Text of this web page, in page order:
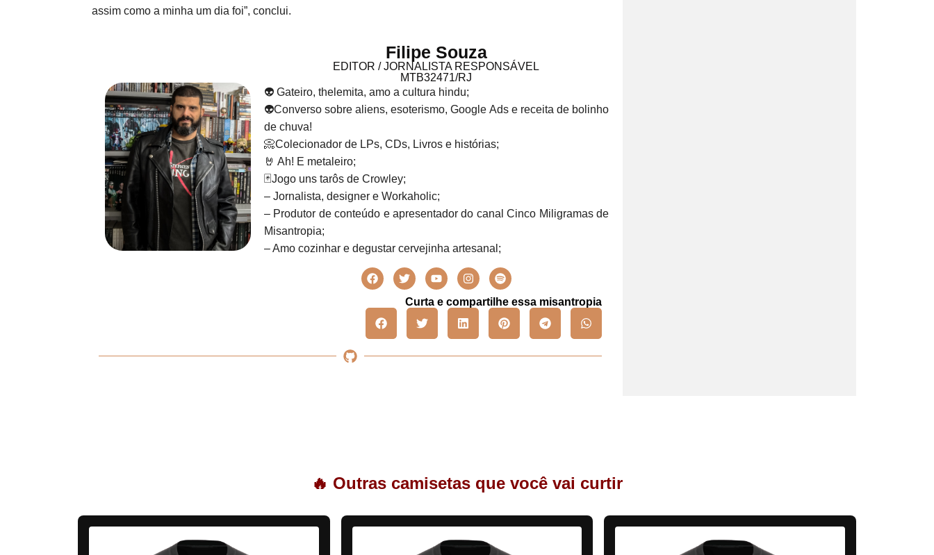
assim como a minha um dia foi”, conclui.
Filipe Souza
EDITOR / JORNALISTA RESPONSÁVEL
MTB32471/RJ
👽 Gateiro, thelemita, amo a cultura hindu;
👽Converso sobre aliens, esoterismo, Google Ads e receita de bolinho
de chuva!
📀Colecionador de LPs, CDs, Livros e histórias;
🤘 Ah! E metaleiro;
🃏Jogo uns tarôs de Crowley;
– Jornalista, designer e Workaholic;
– Produtor de conteúdo e apresentador do canal Cinco Miligramas de
Misantropia;
– Amo cozinhar e degustar cervejinha artesanal;
Curta e compartilhe essa misantropia
🔥 Outras camisetas que você vai curtir